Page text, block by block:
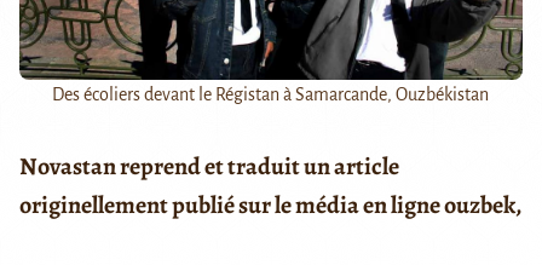
Des écoliers devant le Régistan à Samarcande, Ouzbékistan
Novastan reprend et traduit un article
originellement publié sur le média en ligne ouzbek,